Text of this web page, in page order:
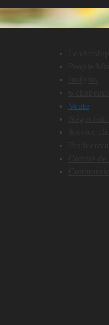
Vente